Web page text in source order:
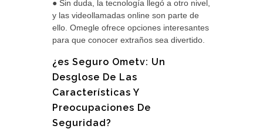
● Sin duda, la tecnología llegó a otro nivel,
y las videollamadas online son parte de
ello. Omegle ofrece opciones interesantes
para que conocer extraños sea divertido.
¿es Seguro Ometv: Un
Desglose De Las
Características Y
Preocupaciones De
Seguridad?